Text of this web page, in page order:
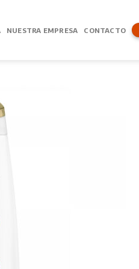
NUESTRA EMPRESA CONTACTO